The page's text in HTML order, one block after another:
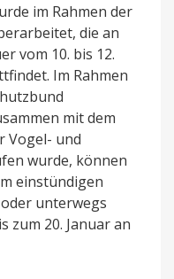
im Rahmen der
die an
vom 10. bis 12.
Im Rahmen
mit dem
Vogel- und
wurde, können
einstündigen
unterwegs
zum 20. Januar an